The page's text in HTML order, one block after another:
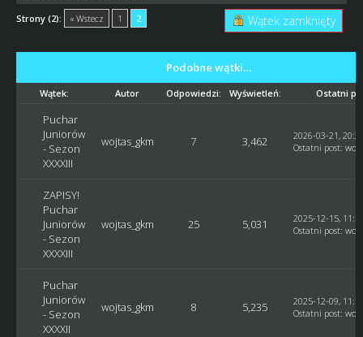
Strony (2): « Wstecz 1 2 Wątek zamknięty
Podobne wątki…
Wątek: Autor Odpowiedzi: Wyświetleń: Ostatni
Puchar
Juniorów
- Sezon
XXXXIII
wojtas_gkm 7 3,462
2026-03-21,
Ostatni post:
ZAPISY!
Puchar
Juniorów
- Sezon
XXXXIII
wojtas_gkm 25 5,031
2025-12-15,
Ostatni post:
Puchar
Juniorów
- Sezon
XXXXII
wojtas_gkm 8 5,235
2025-12-09,
Ostatni post: